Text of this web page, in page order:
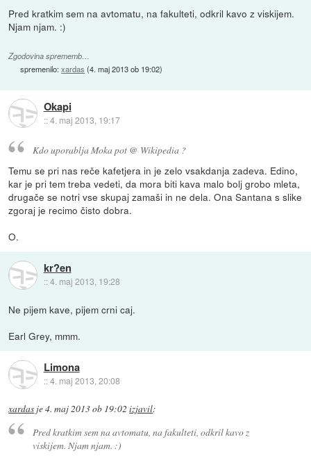
Pred kratkim sem na avtomatu, na fakulteti, odkril kavo z viskijem.
Njam njam. :)
Zgodovina sprememb…
spremenilo:xardas (4. maj 2013 ob 19:02)
Okapi
::4. maj 2013, 19:17
Kdo uporablja Moka pot @ Wikipedia ?
Temu se pri nas reče kafetjera in je zelo vsakdanja zadeva. Edino,
kar je pri tem treba vedeti, da mora biti kava malo bolj grobo mleta,
drugače se notri vse skupaj zamaši in ne dela. Ona Santana s slike
zgoraj je recimo čisto dobra.
O.
kr?en
::4. maj 2013, 19:28
Ne pijem kave, pijem crni caj.
Earl Grey, mmm.
Limona
::4. maj 2013, 20:08
xardas je4. maj 2013 ob 19:02 izjavil:
Pred kratkim sem na avtomatu, na fakulteti, odkril kavo z
viskijem. Njam njam. :)